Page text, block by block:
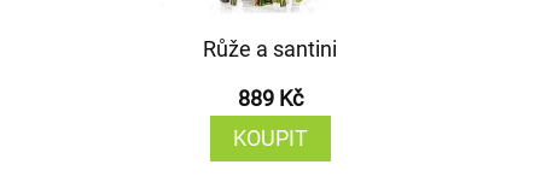
Růže a santini
889 Kč
KOUPIT